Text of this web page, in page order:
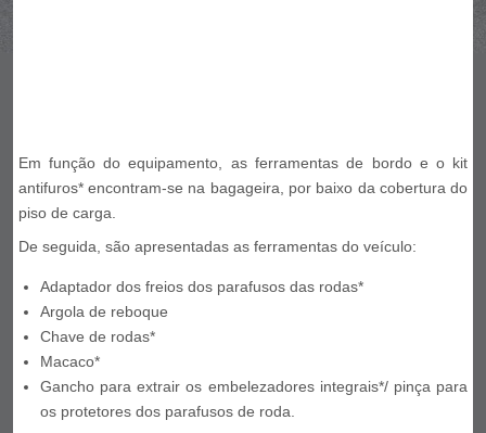
Em função do equipamento, as ferramentas de bordo e o kit
antifuros* encontram-se na bagageira, por baixo da cobertura do
piso de carga.
De seguida, são apresentadas as ferramentas do veículo:
Adaptador dos freios dos parafusos das rodas*
Argola de reboque
Chave de rodas*
Macaco*
Gancho para extrair os embelezadores integrais*/ pinça para
os protetores dos parafusos de roda.